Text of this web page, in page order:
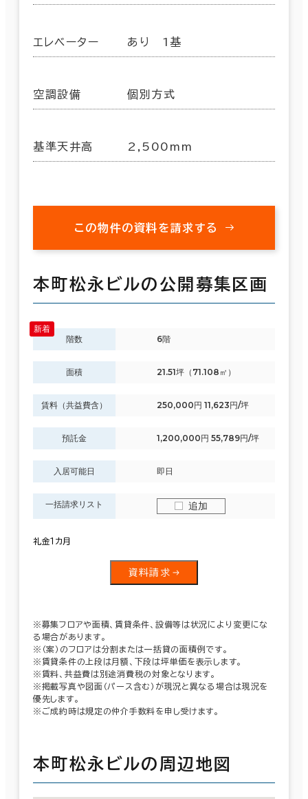
エレベーター あり 1基
空調設備 個別方式
基準天井高 2,500mm
この物件の資料を請求する
本町松永ビルの公開募集区画
階数 6階
面積 21.51坪（71.108㎡）
賃料（共益費含） 250,000円 11,623円/坪
預託金 1,200,000円 55,789円/坪
入居可能日 即日
一括請求リスト 追加
礼金１カ月
資料請求
※募集フロアや面積、賃貸条件、設備等は状況により変更にな
る場合があります。
※（案）のフロアは分割または一括貸の面積例です。
※賃貸条件の上段は月額、下段は坪単価を表示します。
※賃料、共益費は別途消費税の対象となります。
※掲載写真や図面（パース含む）が現況と異なる場合は現況を
優先します。
※ご成約時は規定の仲介手数料を申し受けます。
本町松永ビルの周辺地図